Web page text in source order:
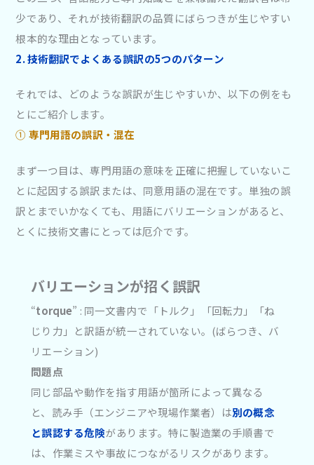
少であり、それが技術翻訳の品質にばらつきが生じやすい
根本的な理由となっています。
2.技術翻訳でよくある誤訳の5つのパターン
それでは、どのような誤訳が生じやすいか、以下の例をも
とにご紹介します。
① 専門用語の誤訳・混在
まず一つ目は、専門用語の意味を正確に把握していないこ
とに起因する誤訳または、同意用語の混在です。単独の誤
訳とまでいかなくても、用語にバリエーションがあると、
とくに技術文書にとっては厄介です。
バリエーションが招く誤訳
“torque” : 同一文書内で「トルク」「回転力」「ね
じり力」と訳語が統一されていない。(ばらつき、バ
リエーション)
問題点
同じ部品や動作を指す用語が箇所によって異なる
と、読み手（エンジニアや現場作業者）は別の概念
と誤認する危険があります。特に製造業の手順書で
は、作業ミスや事故につながるリスクがあります。